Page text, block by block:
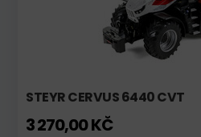
STEYR CERVUS 6440 CVT
3 270,00 KČ